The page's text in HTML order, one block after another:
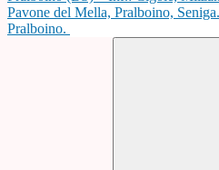
Pavone del Mella, Pralboino,
Pralboino.